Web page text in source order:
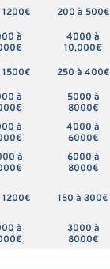
200 à 500€
à
4000 à
10,000€
250 à 400€
à
5000 à
8000€
à
4000 à
6000€
à
6000 à
8000€
150 à 300€
à
3000 à
8000€